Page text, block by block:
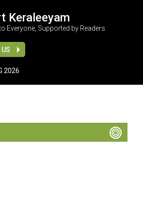
Keraleeyam
Everyone, Supported by Readers
2026